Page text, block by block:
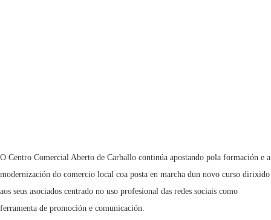
O Centro Comercial Aberto de Carballo continúa apostando pola formación e a
modernización do comercio local coa posta en marcha dun novo curso dirixido
aos seus asociados centrado no uso profesional das redes sociais como
ferramenta de promoción e comunicación.